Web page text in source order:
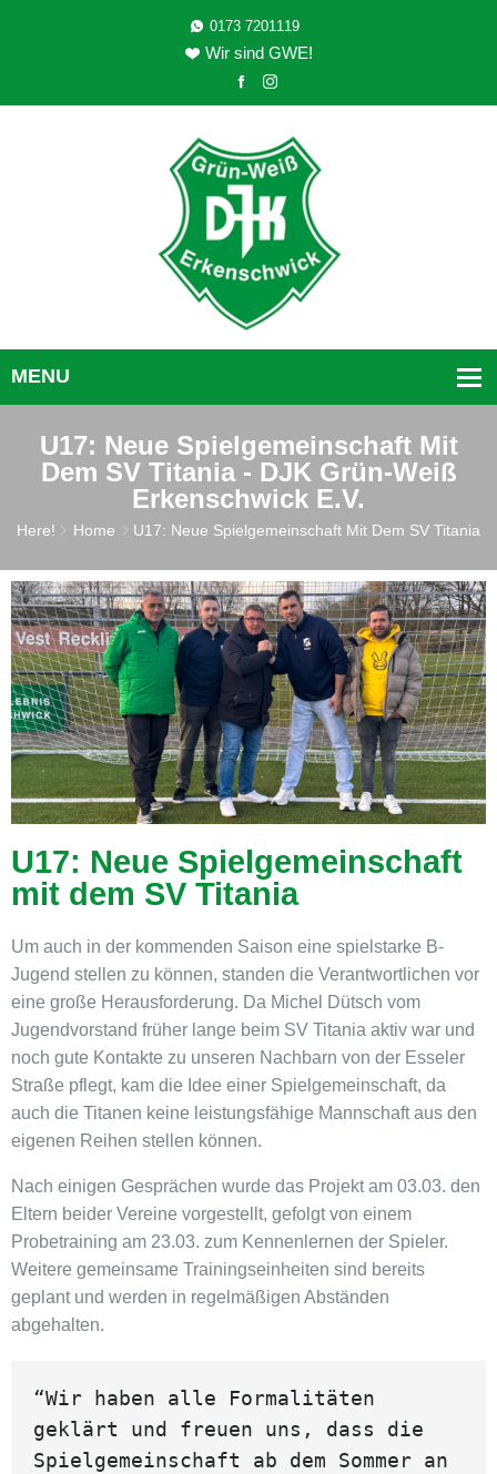
0173 7201119
Wir sind GWE!
U17: Neue Spielgemeinschaft Mit
Dem SV Titania - DJK Grün-Weiß
Erkenschwick E.V.
Here! Home U17: Neue Spielgemeinschaft Mit Dem SV Titania
U17: Neue Spielgemeinschaft
mit dem SV Titania
Um auch in der kommenden Saison eine spielstarke B-
Jugend stellen zu können, standen die Verantwortlichen vor
eine große Herausforderung. Da Michel Dütsch vom
Jugendvorstand früher lange beim SV Titania aktiv war und
noch gute Kontakte zu unseren Nachbarn von der Esseler
Straße pflegt, kam die Idee einer Spielgemeinschaft, da
auch die Titanen keine leistungsfähige Mannschaft aus den
eigenen Reihen stellen können.
Nach einigen Gesprächen wurde das Projekt am 03.03. den
Eltern beider Vereine vorgestellt, gefolgt von einem
Probetraining am 23.03. zum Kennenlernen der Spieler.
Weitere gemeinsame Trainingseinheiten sind bereits
geplant und werden in regelmäßigen Abständen
abgehalten.
“Wir haben alle Formalitäten
geklärt und freuen uns, dass die
Spielgemeinschaft ab dem Sommer an